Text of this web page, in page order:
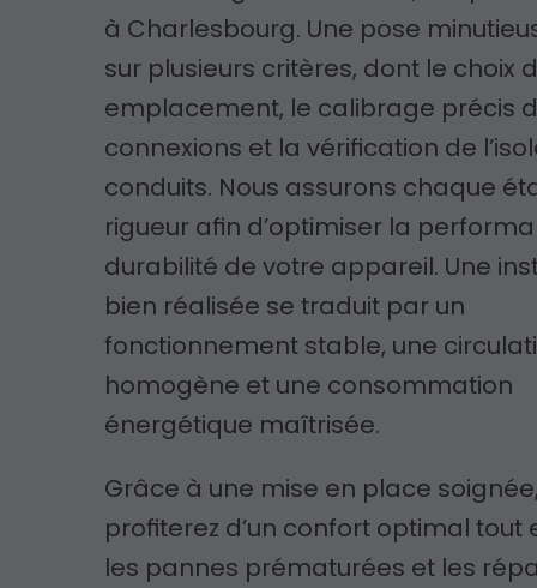
à Charlesbourg. Une pose
sur plusieurs critères, dont le choix
emplacement, le calibrage précis
connexions et la vérification de
conduits. Nous assurons chaque
rigueur afin d’optimiser la
durabilité de votre appareil. Une
bien réalisée se traduit par un
fonctionnement stable, une
homogène et une consommation
énergétique maîtrisée.
Grâce à une mise en place
profiterez d’un confort optimal tout
les pannes prématurées et les